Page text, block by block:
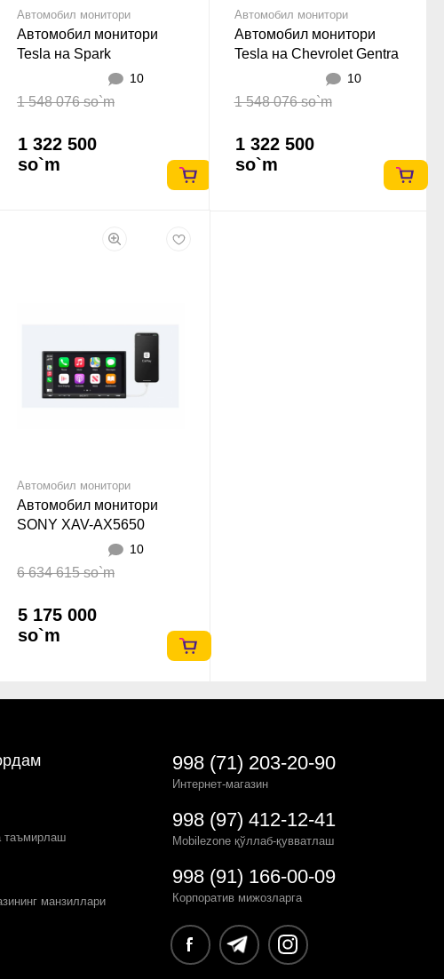
Автомобил монитори
Автомобил монитори
Tesla на Spark
10
1 548 076 so`m
1 322 500
so`m
Автомобил монитори
Автомобил монитори
Tesla на Chevrolet Gentra
10
1 548 076 so`m
1 322 500
so`m
Автомобил монитори
Автомобил монитори
SONY XAV-AX5650
10
6 634 615 so`m
5 175 000
so`m
таъмирлаш
манзиллари
998 (71) 203-20-90
Интернет-магазин
998 (97) 412-12-41
Mobilezone қўллаб-қувватлаш
998 (91) 166-00-09
Корпоратив мижозларга